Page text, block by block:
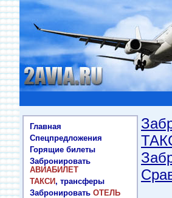
Главная
Спецпредложения
Горящие билеты
Забронировать
АВИАБИЛЕТ
ТАКСИ, трансферы
Забронировать ОТЕЛЬ